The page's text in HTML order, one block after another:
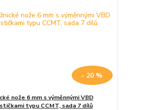
- 20 %
nože 6 mm s výměnnými VBD
typu CCMT, sada 7 dílů